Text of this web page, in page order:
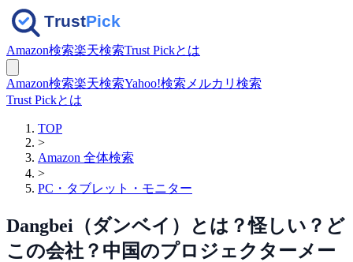
Amazon検索楽天検索Trust Pickとは
Amazon検索楽天検索Yahoo!検索 メルカリ検索
Trust Pickとは
TOP
>
Amazon 全体検索
>
PC・タブレット・モニター
Dangbei（ダンベイ）とは？怪しい？ど
この会社？中国のプロジェクターメー